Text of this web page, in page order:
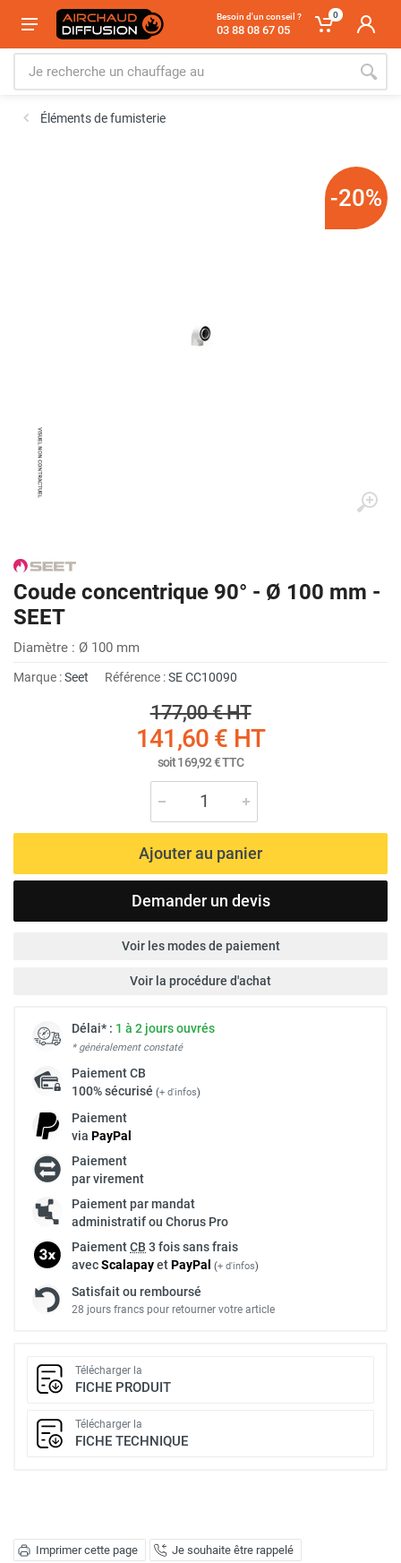
Besoin d'un conseil ?
03 88 08 67 05
0
Éléments de fumisterie
-20%
Imprimer cette page Je souhaite être rappelé
Coude concentrique 90° - Ø 100 mm -
SEET
Diamètre : Ø 100 mm
Marque :Seet Référence :SE CC10090
177,00 €HT
141,60 € HT
soit169,92 €TTC
Ajouter au panier
Demander un devis
Voir les modes de paiement
Voir la procédure d'achat
Délai* : 1 à 2 jours ouvrés
* généralement constaté
PaiementCB
100% sécurisé (+ d'infos)
Paiement
via PayPal
Paiement
par virement
Paiement par mandat
administratif ou Chorus Pro
PaiementCB 3 fois sans frais
avecScalapayetPayPal (+ d'infos)
Satisfait ou remboursé
28 jours francs pour retourner votre article
Télécharger la
FICHE PRODUIT
Télécharger la
FICHE TECHNIQUE